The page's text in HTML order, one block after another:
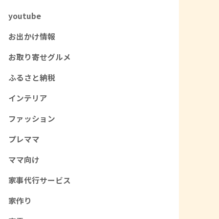
youtube
お出かけ情報
お取り寄せグルメ
ふるさと納税
インテリア
ファッション
プレママ
ママ向け
家事代行サービス
家作り